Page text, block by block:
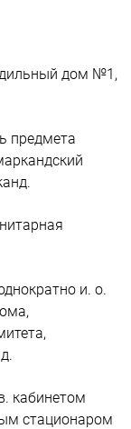
дом №1,
предмета
и. о.
кабинетом
стационаром